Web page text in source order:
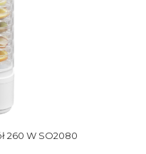
260 W SO2080